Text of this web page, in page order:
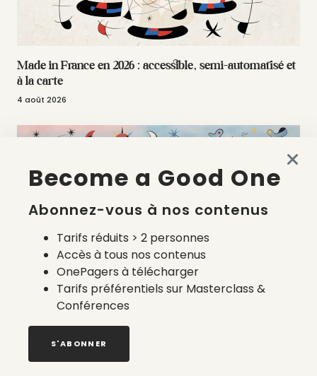
Made in France en 2026 : accessible, semi-automatisé et
à la carte
4 août 2026
La liste des prestataires du bilan carbone d’une marque
de mode
2 août 2026
Become a Good One
Abonnez-vous à nos contenus
Tarifs réduits > 2 personnes
Accès à tous nos contenus
OnePagers à télécharger
Tarifs préférentiels sur Masterclass &
Conférences
S'ABONNER